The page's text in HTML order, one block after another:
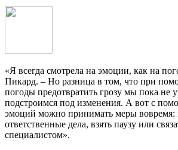
«Я всегда смотрела на эмоции, как на
Пикард. – Но разница в том, что при
погоды предотвратить грозу мы пока не
подстроимся под изменения. А вот с
эмоций можно принимать меры вовремя:
ответственные дела, взять паузу или
специалистом».